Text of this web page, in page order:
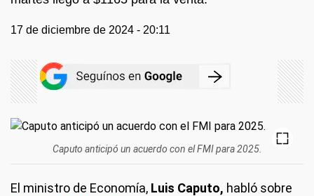
17 de diciembre de 2024 - 20:11
Caputo anticipó un acuerdo con el FMI para 2025.
El ministro de Economía, Luis Caputo, habló sobre